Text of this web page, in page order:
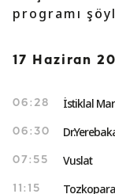
programı
17 Haziran
06:28 İstiklal
06:30
07:55 Vuslat
11:15